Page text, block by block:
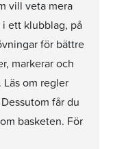
vill veta mera
ett klubblag, på
för bättre
markerar och
Läs om regler
får du
basketen. För